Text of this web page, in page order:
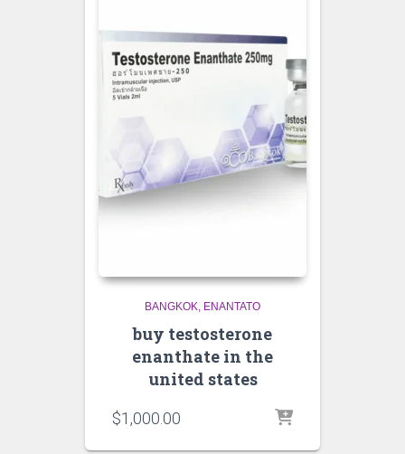
BANGKOK ENANTATO
buy testosterone
enanthate in the
united states
$1,000.00